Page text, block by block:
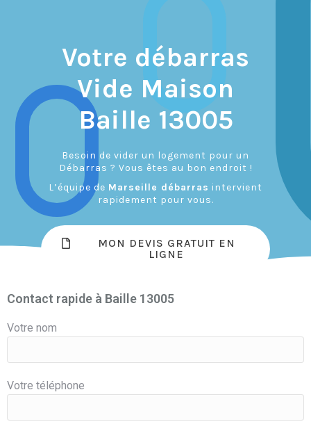
Votre débarras
Vide Maison
Baille 13005
Besoin de vider un logement pour un
Débarras ? Vous êtes au bon endroit !
L’équipe de Marseille débarras intervient
rapidement pour vous.
MON DEVIS GRATUIT EN
LIGNE
Contact rapide à Baille 13005
Votre nom
Votre téléphone